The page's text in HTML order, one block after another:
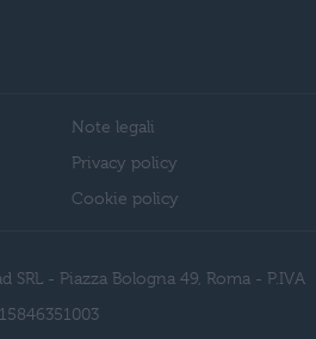
Note legali
Privacy policy
Cookie policy
- Piazza Bologna 49, Roma - P.IVA
15846351003